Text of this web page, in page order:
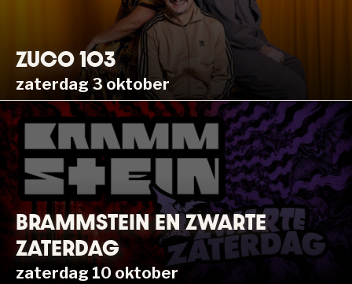
ZUCO 103
zaterdag 3 oktober
BRAMMSTEIN EN ZWARTE
ZATERDAG
zaterdag 10 oktober